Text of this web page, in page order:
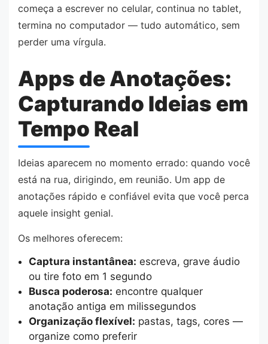
começa a escrever no celular, continua no tablet,
termina no computador — tudo automático, sem
perder uma vírgula.
Apps de Anotações:
Capturando Ideias em
Tempo Real
Ideias aparecem no momento errado: quando você
está na rua, dirigindo, em reunião. Um app de
anotações rápido e confiável evita que você perca
aquele insight genial.
Os melhores oferecem:
Captura instantânea: escreva, grave áudio
ou tire foto em 1 segundo
Busca poderosa: encontre qualquer
anotação antiga em milissegundos
Organização flexível: pastas, tags, cores —
organize como preferir